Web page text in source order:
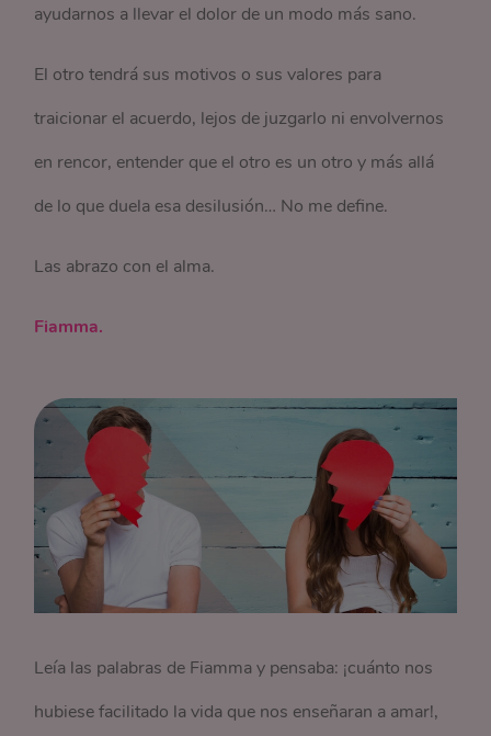
ayudarnos a llevar el dolor de un modo más sano.
El otro tendrá sus motivos o sus valores para
traicionar el acuerdo, lejos de juzgarlo ni envolvernos
en rencor, entender que el otro es un otro y más allá
de lo que duela esa desilusión… No me define.
Las abrazo con el alma.
Fiamma.
Leía las palabras de Fiamma y pensaba: ¡cuánto nos
hubiese facilitado la vida que nos enseñaran a amar!,